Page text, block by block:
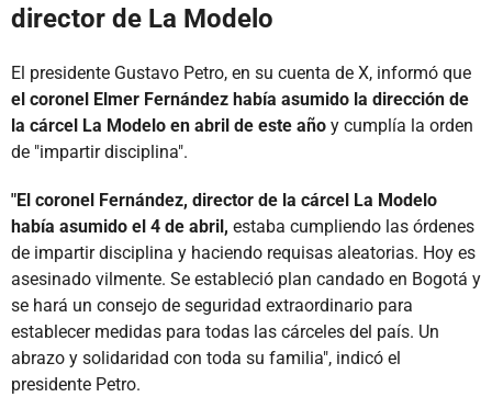
director de La Modelo
El presidente Gustavo Petro, en su cuenta de X, informó que
el coronel Elmer Fernández había asumido la dirección de
la cárcel La Modelo en abril de este año y cumplía la orden
de "impartir disciplina".
"El coronel Fernández, director de la cárcel La Modelo
había asumido el 4 de abril, estaba cumpliendo las órdenes
de impartir disciplina y haciendo requisas aleatorias. Hoy es
asesinado vilmente. Se estableció plan candado en Bogotá y
se hará un consejo de seguridad extraordinario para
establecer medidas para todas las cárceles del país. Un
abrazo y solidaridad con toda su familia", indicó el
presidente Petro.